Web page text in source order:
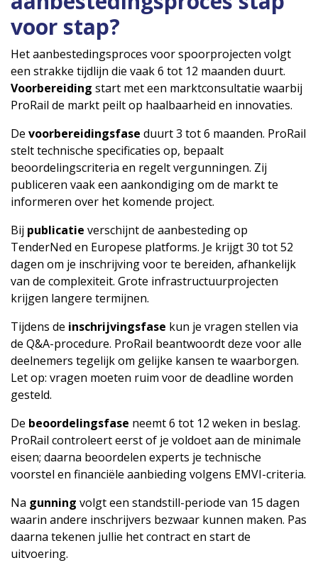
voor stap?
Het aanbestedingsproces voor spoorprojecten volgt
een strakke tijdlijn die vaak 6 tot 12 maanden duurt.
Voorbereiding start met een marktconsultatie waarbij
ProRail de markt peilt op haalbaarheid en innovaties.
De voorbereidingsfase duurt 3 tot 6 maanden. ProRail
stelt technische specificaties op, bepaalt
beoordelingscriteria en regelt vergunningen. Zij
publiceren vaak een aankondiging om de markt te
informeren over het komende project.
Bij publicatie verschijnt de aanbesteding op
TenderNed en Europese platforms. Je krijgt 30 tot 52
dagen om je inschrijving voor te bereiden, afhankelijk
van de complexiteit. Grote infrastructuurprojecten
krijgen langere termijnen.
Tijdens de inschrijvingsfase kun je vragen stellen via
de Q&A-procedure. ProRail beantwoordt deze voor alle
deelnemers tegelijk om gelijke kansen te waarborgen.
Let op: vragen moeten ruim voor de deadline worden
gesteld.
De beoordelingsfase neemt 6 tot 12 weken in beslag.
ProRail controleert eerst of je voldoet aan de minimale
eisen; daarna beoordelen experts je technische
voorstel en financiële aanbieding volgens EMVI-criteria.
Na gunning volgt een standstill-periode van 15 dagen
waarin andere inschrijvers bezwaar kunnen maken. Pas
daarna tekenen jullie het contract en start de
uitvoering.